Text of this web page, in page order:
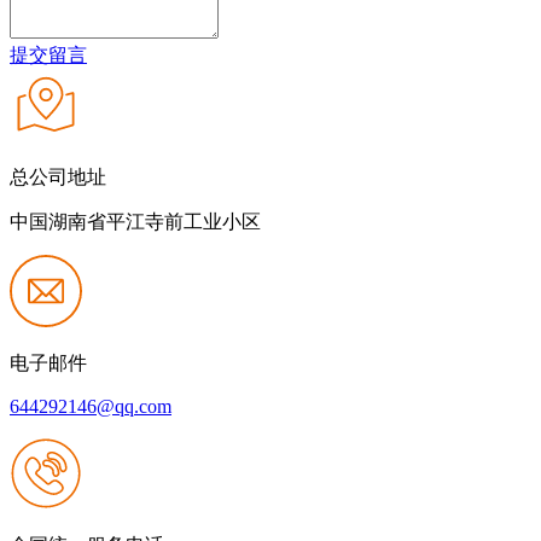
提交留言
总公司地址
中国湖南省平江寺前工业小区
电子邮件
644292146@qq.com